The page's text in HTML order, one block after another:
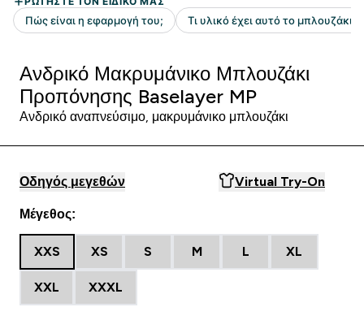
Ανδρικό Μακρυμάνικο Μπλουζάκι
Προπόνησης Baselayer MP
Ανδρικό αναπνεύσιμο, μακρυμάνικο μπλουζάκι
Οδηγός μεγεθών Virtual Try-On
Μέγεθος:
XXS XS S M L XL
XXL XXXL